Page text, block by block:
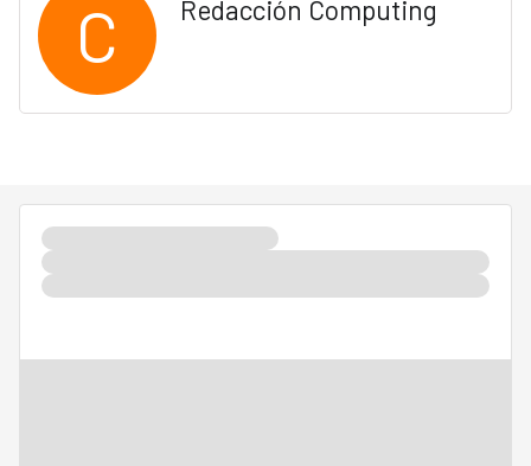
C Redacción Computing